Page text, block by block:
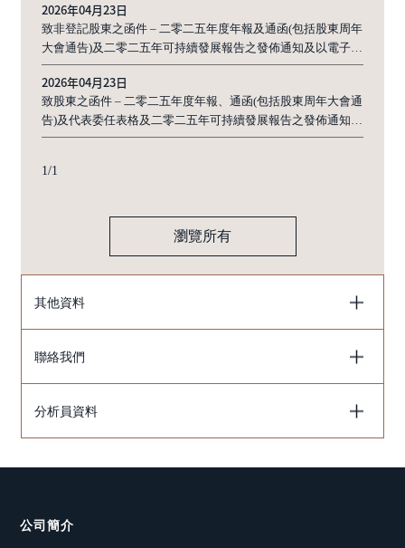
2026年04月23日
致非登記股東之函件 – 二零二五年度年報及通函(包括股東周年
大會通告)及二零二五年可持續發展報告之發佈通知及以電子方
式發佈公司通訊之安排及回條
2026年04月23日
致股東之函件 – 二零二五年度年報、通函(包括股東周年大會通
告)及代表委任表格及二零二五年可持續發展報告之發佈通知及
以電子方式發佈公司通訊之安排及回條
1/1
瀏覽所有
其他資料
聯絡我們
分析員資料
公司簡介